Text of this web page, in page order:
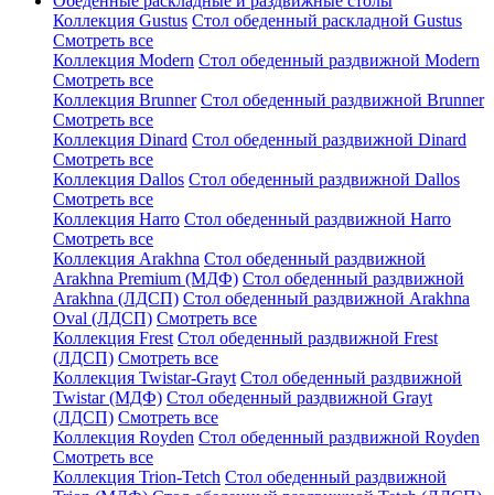
Коллекция Gustus Стол обеденный раскладной Gustus
Смотреть все
Коллекция Modern Стол обеденный раздвижной Modern
Смотреть все
Коллекция Brunner Стол обеденный раздвижной Brunner
Смотреть все
Коллекция Dinard Стол обеденный раздвижной Dinard
Смотреть все
Коллекция Dallos Стол обеденный раздвижной Dallos
Смотреть все
Коллекция Harro Стол обеденный раздвижной Harro
Смотреть все
Коллекция Arakhna Стол обеденный раздвижной
Arakhna Premium (МДФ) Стол обеденный раздвижной
Arakhna (ЛДСП) Стол обеденный раздвижной Arakhna
Oval (ЛДСП) Смотреть все
Коллекция Frest Стол обеденный раздвижной Frest
(ЛДСП) Смотреть все
Коллекция Twistar-Grayt Стол обеденный раздвижной
Twistar (МДФ) Стол обеденный раздвижной Grayt
(ЛДСП) Смотреть все
Коллекция Royden Стол обеденный раздвижной Royden
Смотреть все
Коллекция Trion-Tetch Стол обеденный раздвижной